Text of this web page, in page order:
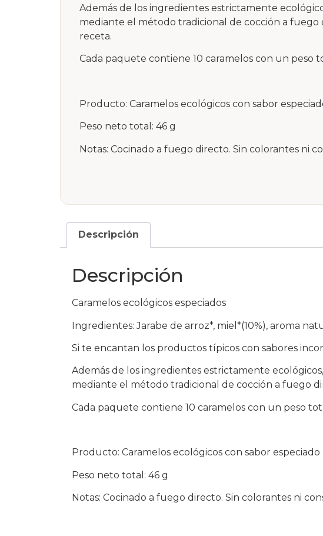
Además de los ingredientes estrictamente
mediante el método tradicional de cocción a
receta.
Cada paquete contiene 10 caramelos con un peso
Producto: Caramelos ecológicos con sabor
Peso neto total: 46 g
Notas: Cocinado a fuego directo. Sin colorantes ni
Descripción
Descripción
Caramelos ecológicos especiados
Ingredientes: Jarabe de arroz*, miel*(10%), aroma
Si te encantan los productos típicos con sabores
Además de los ingredientes estrictamente
mediante el método tradicional de cocción a fuego
Cada paquete contiene 10 caramelos con un peso
Producto: Caramelos ecológicos con sabor especiado
Peso neto total: 46 g
Notas: Cocinado a fuego directo. Sin colorantes ni